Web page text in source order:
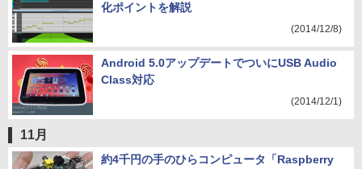
化ポイントを解説
(2014/12/8)
Android 5.0アップデートでついにUSB Audio
Class対応
(2014/12/1)
11月
約4千円の手のひらコンピュータ「Raspberry